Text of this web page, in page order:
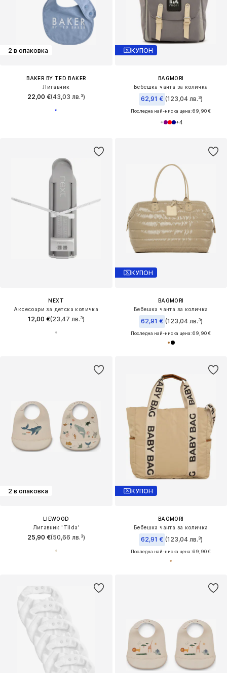
2 в опаковка
BAKER BY TED BAKER
Лигавник
22,00 €(43,03 лв.³)
КУПОН
BAGMORI
Бебешка чанта за количка
62,91 € (123,04 лв.³)
Последна най-ниска цена:69,90 €
+4
NEXT
Аксесоари за детска количка
12,00 €(23,47 лв.³)
КУПОН
BAGMORI
Бебешка чанта за количка
62,91 € (123,04 лв.³)
Последна най-ниска цена:69,90 €
2 в опаковка
LIEWOOD
Лигавник 'Tilda'
25,90 €(50,66 лв.³)
КУПОН
BAGMORI
Бебешка чанта за количка
62,91 € (123,04 лв.³)
Последна най-ниска цена:69,90 €